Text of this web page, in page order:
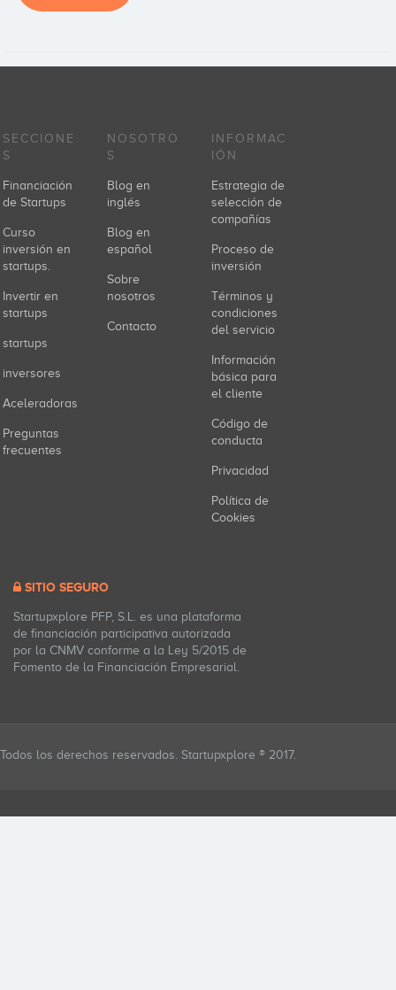
SECCIONE
S
Financiación
de Startups
Curso
inversión en
startups.
Invertir en
startups
startups
inversores
Aceleradoras
Preguntas
frecuentes
NOSOTRO
S
Blog en
inglés
Blog en
español
Sobre
nosotros
Contacto
INFORMAC
IÓN
Estrategia de
selección de
compañías
Proceso de
inversión
Términos y
condiciones
del servicio
Información
básica para
el cliente
Código de
conducta
Privacidad
Política de
Cookies
SITIO SEGURO
Startupxplore PFP, S.L. es una plataforma
de financiación participativa autorizada
por la CNMV conforme a la Ley 5/2015 de
Fomento de la Financiación Empresarial.
Todos los derechos reservados. Startupxplore ® 2017.